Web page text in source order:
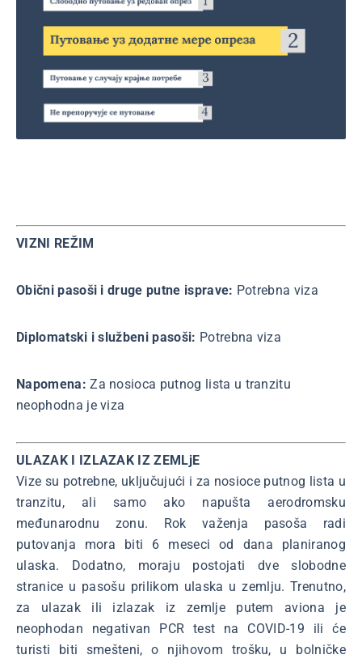
VIZNI REŽIM
Obični pasoši i druge putne isprave: Potrebna viza
Diplomatski i službeni pasoši: Potrebna viza
Napomena:Za nosioca putnog lista u tranzitu
neophodna je viza
ULAZAK I IZLAZAK IZ ZEMLjE
Vize su potrebne, uključujući i za nosioce putnog lista u
tranzitu, ali samo ako napušta aerodromsku
međunarodnu zonu. Rok važenja pasoša radi
putovanja mora biti 6 meseci od dana planiranog
ulaska. Dodatno, moraju postojati dve slobodne
stranice u pasošu prilikom ulaska u zemlju. Trenutno,
za ulazak ili izlazak iz zemlje putem aviona je
neophodan negativan PCR test na COVID-19 ili će
turisti biti smešteni, o njihovom trošku, u bolničke